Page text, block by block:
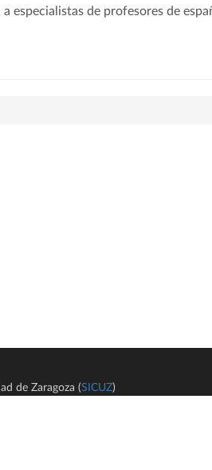
a especialistas de profesores de
de Zaragoza (SICUZ)